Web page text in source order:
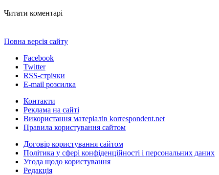
Читати коментарі
Повна версія сайту
Facebook
Twitter
RSS-стрічки
E-mail розсилка
Контакти
Реклама на сайті
Використання матеріалів korrespondent.net
Правила користування сайтом
Договір користування сайтом
Політика у сфері конфіденційності і персональних даних
Угода щодо користування
Редакція